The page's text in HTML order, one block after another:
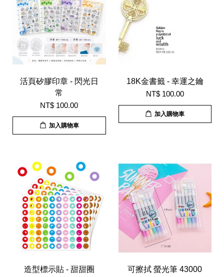
活頁矽膠印章 - 閃光日
常
NT$ 100.00
加入購物車
18K金書籤 - 幸運之鑰
NT$ 100.00
加入購物車
造型標示貼 - 甜甜圈 可擦拭 螢光筆 43000